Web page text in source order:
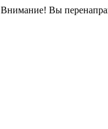
Внимание! Вы